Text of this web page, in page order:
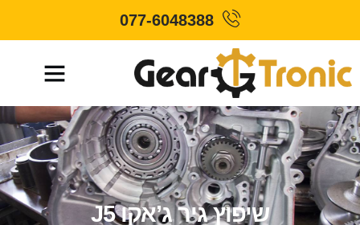
077-6048388
שיפוץ גיר ג’אקו J5